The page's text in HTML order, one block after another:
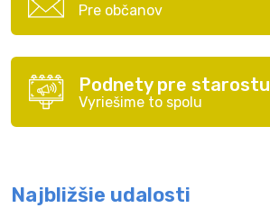
Pre občanov
Podnety pre starostu
Vyriešime to spolu
Najbližšie udalosti